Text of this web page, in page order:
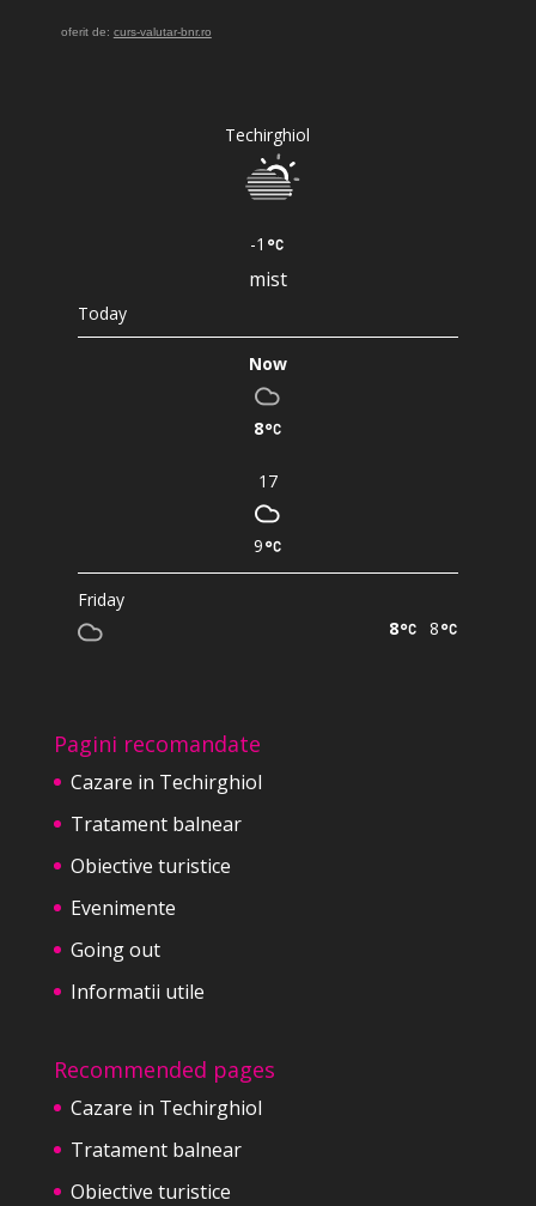
oferit de: curs-valutar-bnr.ro
Techirghiol
-1
mist
Today
Now
8
17
9
Friday
8
8
Pagini recomandate
Cazare in Techirghiol
Tratament balnear
Obiective turistice
Evenimente
Going out
Informatii utile
Recommended pages
Cazare in Techirghiol
Tratament balnear
Obiective turistice